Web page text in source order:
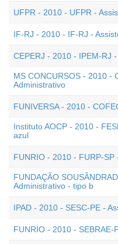
UFPR - 2010 - UFPR -
IF-RJ - 2010 - IF-RJ -
CEPERJ - 2010 - IPEM-RJ
MS CONCURSOS - 2010 -
Administrativo
FUNIVERSA - 2010 -
Instituto AOCP - 2010 -
azul
FUNRIO - 2010 - FURP-
FUNDAÇÃO
Administrativo - tipo b
IPAD - 2010 - SESC-PE -
FUNRIO - 2010 - SEBRAE-